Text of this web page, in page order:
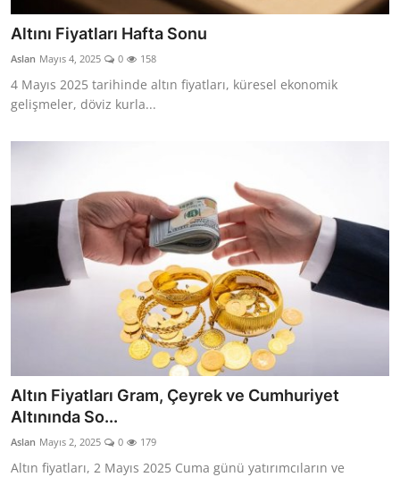
Altını Fiyatları Hafta Sonu
Aslan Mayıs 4, 2025 0 158
4 Mayıs 2025 tarihinde altın fiyatları, küresel ekonomik
gelişmeler, döviz kurla...
Altın Fiyatları Gram, Çeyrek ve Cumhuriyet
Altınında So...
Aslan Mayıs 2, 2025 0 179
Altın fiyatları, 2 Mayıs 2025 Cuma günü yatırımcıların ve